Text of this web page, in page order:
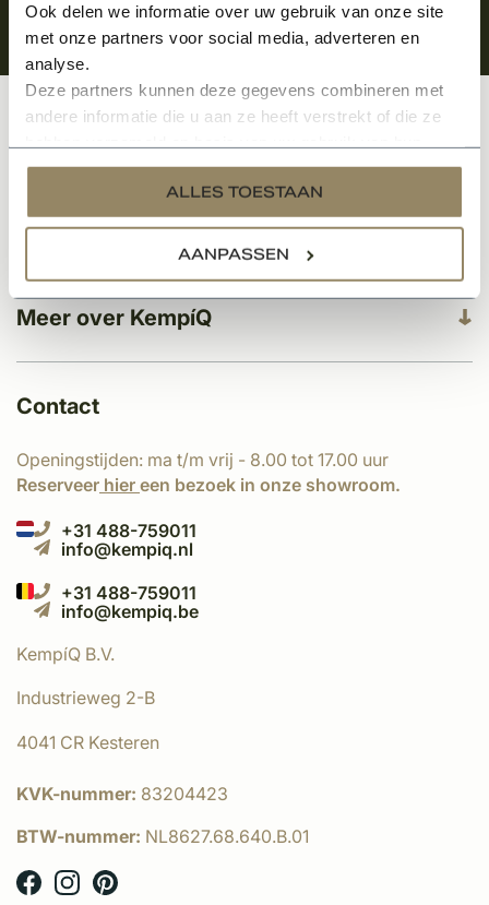
Ook delen we informatie over uw gebruik van onze site
met onze partners voor social media, adverteren en
analyse.
Deze partners kunnen deze gegevens combineren met
andere informatie die u aan ze heeft verstrekt of die ze
services.
ALLES TOESTAAN
AANPASSEN
Meer over KempíQ
Klantenservice
Categorieën
Contact
Openingstijden: ma t/m vrij - 8.00 tot 17.00 uur
Reserveer hier een bezoek in onze showroom.
+31 488-759011
info@kempiq.nl
+31 488-759011
info@kempiq.be
KempíQ B.V.
Industrieweg 2-B
4041 CR Kesteren
KVK-nummer: 83204423
BTW-nummer: NL8627.68.640.B.01